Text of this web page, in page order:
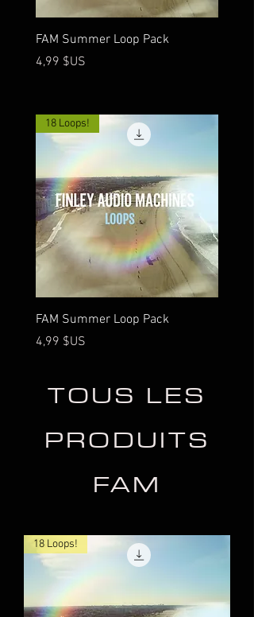
FAM Summer Loop Pack
Prix
4,99 $US
18 Loops!
FAM Summer Loop Pack
Prix
4,99 $US
TOUS LES
PRODUITS
FAM
18 Loops!